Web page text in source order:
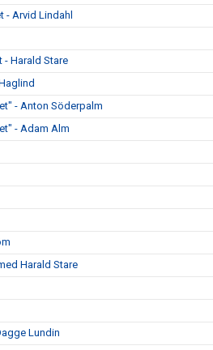
- Arvid Lindahl
- Harald Stare
- Anton Söderpalm
- Adam Alm
Harald Stare
Lundin